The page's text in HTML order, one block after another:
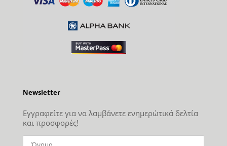
Newsletter
Εγγραφείτε για να λαμβάνετε ενημερώτικά δελτία
και προσφορές!